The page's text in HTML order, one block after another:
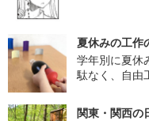
夏休みの工作
学年別に夏休
駄なく、自由
関東・関西の